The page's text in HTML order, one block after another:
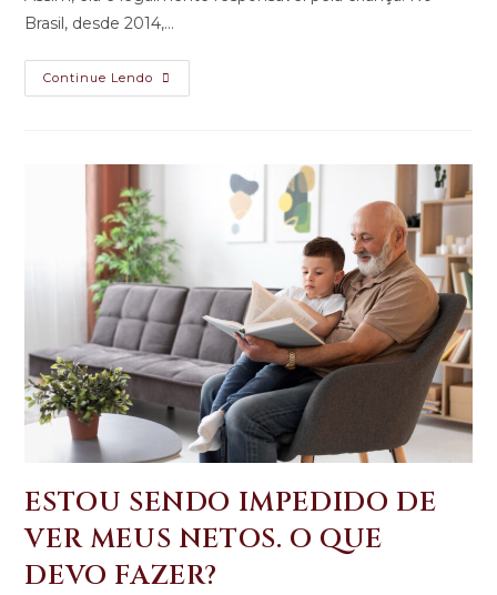
Brasil, desde 2014,…
Continue Lendo
ESTOU SENDO IMPEDIDO DE
VER MEUS NETOS. O QUE
DEVO FAZER?